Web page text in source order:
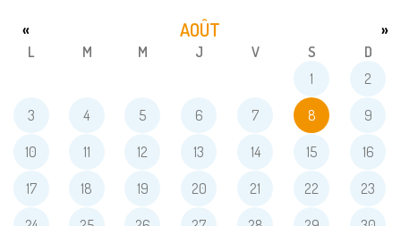
AOÛT
« »
L M M J V S
D
1
2
3 4 5 6 7 8 9
10 11 12 13 14 15 16
17 18 19 20 21 22 23